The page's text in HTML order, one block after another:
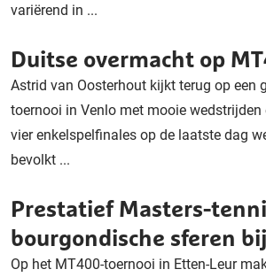
variërend in ...
Duitse overmacht op
Astrid van Oosterhout kijkt terug op een
toernooi in Venlo met mooie wedstrijden
vier enkelspelfinales op de laatste dag
bevolkt ...
Prestatief Masters-
bourgondische sferen
Op het MT400-toernooi in Etten-Leur